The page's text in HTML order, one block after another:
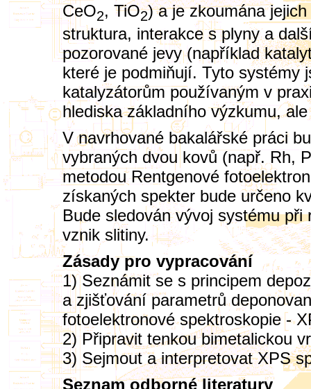
CeO2, TiO2) a je zkoumána
struktura, interakce s plyny a
pozorované jevy (například
které je podmiňují. Tyto systémy
katalyzátorům používaným v
hlediska základního výzkumu,
V navrhované bakalářské práci
vybraných dvou kovů (např. Rh,
metodou Rentgenové
získaných spekter bude určeno
Bude sledován vývoj systému
vznik slitiny.
Zásady pro vypracování
1) Seznámit se s principem
a zjišťování parametrů
fotoelektronové spektroskopie -
2) Připravit tenkou bimetalickou
3) Sejmout a interpretovat XPS
Seznam odborné literatury